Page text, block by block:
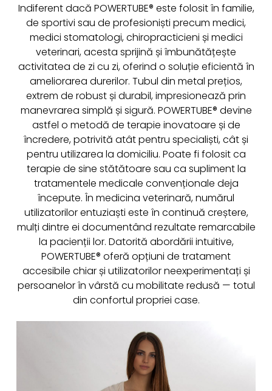
Indiferent dacă POWERTUBE® este folosit în familie,
de sportivi sau de profesioniști precum medici,
medici stomatologi, chiropracticieni și medici
veterinari, acesta sprijină și îmbunătățește
activitatea de zi cu zi, oferind o soluție eficientă în
ameliorarea durerilor. Tubul din metal prețios,
extrem de robust și durabil, impresionează prin
manevrarea simplă și sigură. POWERTUBE® devine
astfel o metodă de terapie inovatoare și de
încredere, potrivită atât pentru specialiști, cât și
pentru utilizarea la domiciliu. Poate fi folosit ca
terapie de sine stătătoare sau ca supliment la
tratamentele medicale convenționale deja
începute. În medicina veterinară, numărul
utilizatorilor entuziaști este în continuă creștere,
mulți dintre ei documentând rezultate remarcabile
la pacienții lor. Datorită abordării intuitive,
POWERTUBE® oferă opțiuni de tratament
accesibile chiar și utilizatorilor neexperimentați și
persoanelor în vârstă cu mobilitate redusă — totul
din confortul propriei case.